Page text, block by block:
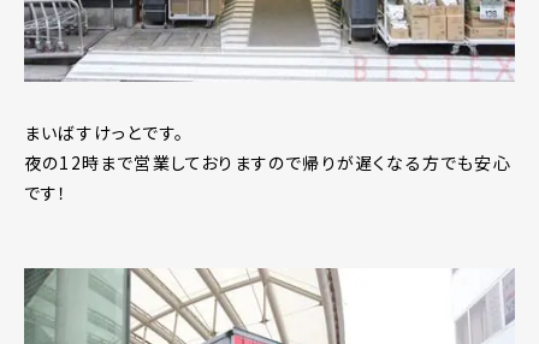
まいばすけっとです。
夜の12時まで営業しておりますので帰りが遅くなる方でも安心
です！